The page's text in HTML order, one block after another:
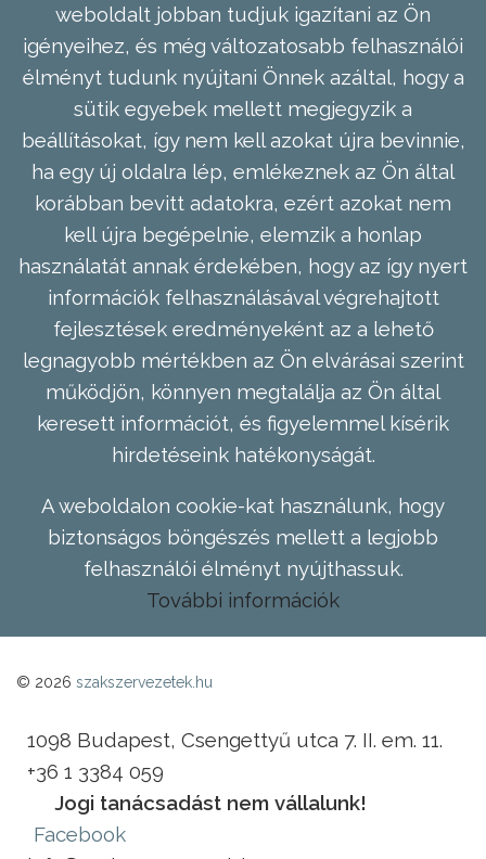
weboldalt jobban tudjuk igazítani az Ön
igényeihez, és még változatosabb felhasználói
élményt tudunk nyújtani Önnek azáltal, hogy a
sütik egyebek mellett megjegyzik a
beállításokat, így nem kell azokat újra bevinnie,
ha egy új oldalra lép, emlékeznek az Ön által
korábban bevitt adatokra, ezért azokat nem
kell újra begépelnie, elemzik a honlap
használatát annak érdekében, hogy az így nyert
információk felhasználásával végrehajtott
fejlesztések eredményeként az a lehető
legnagyobb mértékben az Ön elvárásai szerint
működjön, könnyen megtalálja az Ön által
keresett információt, és figyelemmel kísérik
hirdetéseink hatékonyságát.
A weboldalon cookie-kat használunk, hogy
biztonságos böngészés mellett a legjobb
felhasználói élményt nyújthassuk.
További információk
© 2026 szakszervezetek.hu
1098 Budapest, Csengettyű utca 7. II. em. 11.
+36 1 3384 059
Jogi tanácsadást nem vállalunk!
Facebook